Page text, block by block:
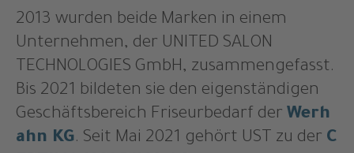
2013 wurden beide Marken in einem
Unternehmen, der UNITED SALON
TECHNOLOGIES GmbH, zusammengefasst.
Bis 2021 bildeten sie den eigenständigen
Geschäftsbereich Friseurbedarf der Werh
ahn KG. Seit Mai 2021 gehört UST zu der C